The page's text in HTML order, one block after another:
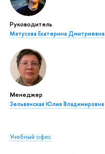
Руководитель
Матусова Екатерина Дмитриевна
Менеджер
Зельвянская Юлия Владимировна
Учебный офис